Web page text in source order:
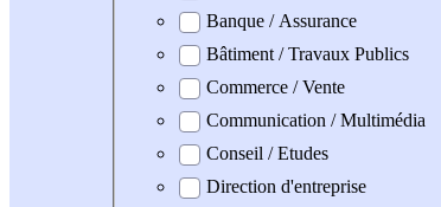
Banque / Assurance
Bâtiment / Travaux Publics
Commerce / Vente
Communication / Multimédia
Conseil / Etudes
Direction d'entreprise